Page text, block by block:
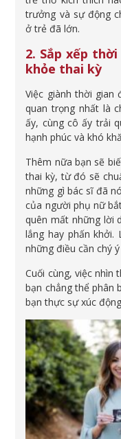
trưởng và sự động
ở trẻ đã lớn.
2. Sắp xếp
khỏe thai kỳ
Việc giành thời
quan trọng nhất là
ấy, cùng cô ấy trải
hạnh phúc và khó
Thêm nữa bạn sẽ
thai kỳ, từ đó sẽ
những gì bác sĩ đã
của người phụ nữ
quên mất những lời
lắng hay phấn khởi.
những điều cần chý ý
Cuối cùng, việc nhìn
bạn chẳng thể phân
bạn thực sự xúc